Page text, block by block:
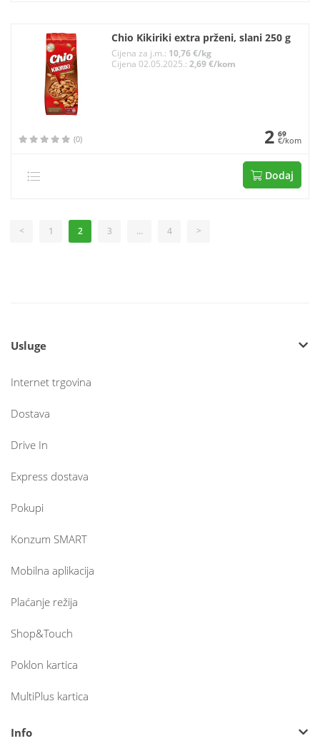
Chio Kikiriki extra prženi, slani 250 g
Cijena za j.m.: 10,76 €/kg
Cijena 02.05.2025.: 2,69 €/kom
(0) 2 69
€/kom
Dodaj
< 1 2 3 ... 4 >
Usluge
Internet trgovina
Dostava
Drive In
Express dostava
Pokupi
Konzum SMART
Mobilna aplikacija
Plaćanje režija
Shop&Touch
Poklon kartica
MultiPlus kartica
Info